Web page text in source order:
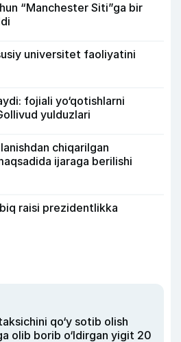
“Manchester Siti”ga bir
universitet faoliyatini
fojiali yo‘qotishlarni
yulduzlari
chiqarilgan
ijaraga berilishi
raisi prezidentlikka
qo‘y sotib olish
olib borib o‘ldirgan yigit 20